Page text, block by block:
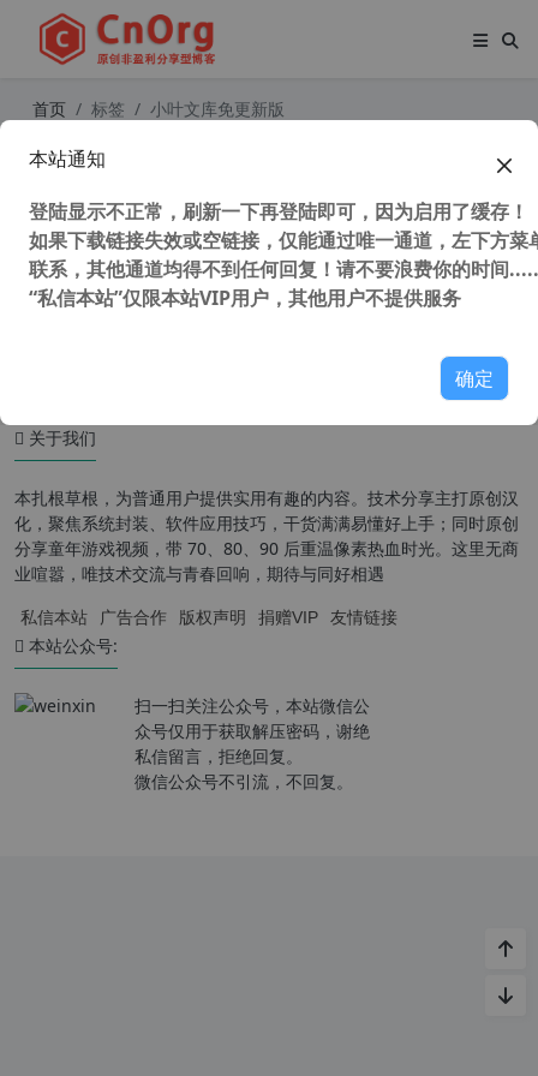
首页 标签 小叶文库免更新版
文库下载器
关于我们
本扎根草根，为普通用户提供实用有趣的内容。技术分享主打原创汉
化，聚焦系统封装、软件应用技巧，干货满满易懂好上手；同时原创
分享童年游戏视频，带 70、80、90 后重温像素热血时光。这里无商
业喧嚣，唯技术交流与青春回响，期待与同好相遇
私信本站 广告合作 版权声明 捐赠VIP 友情链接
本站公众号:
扫一扫关注公众号，本站微信公
众号仅用于获取解压密码，谢绝
私信留言，拒绝回复。
微信公众号不引流，不回复。
本站通知
登陆显示不正常，刷新一下再登陆即可，因为启用了缓存！
如果下载链接失效或空链接，仅能通过唯一通道，左下方菜
联系，其他通道均得不到任何回复！请不要浪费你的时间
“私信本站”仅限本站VIP用户，其他用户不提供服务
确定